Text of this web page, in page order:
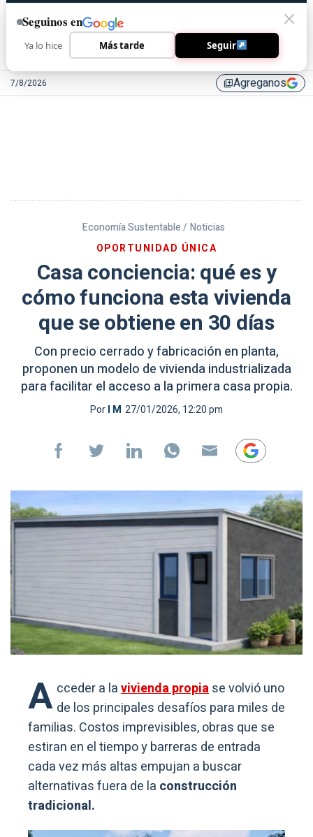
7/8/2026 library_addAgreganos
Economía Sustentable / Noticias
OPORTUNIDAD ÚNICA
Casa conciencia: qué es y
cómo funciona esta vivienda
que se obtiene en 30 días
Con precio cerrado y fabricación en planta,
proponen un modelo de vivienda industrializada
para facilitar el acceso a la primera casa propia.
PorI M 27/01/2026, 12:20 pm
A cceder a lavivienda propiase volvió uno
de los principales desafíos para miles de
familias. Costos imprevisibles, obras que se
estiran en el tiempo y barreras de entrada
cada vez más altas empujan a buscar
alternativas fuera de la construcción
tradicional.
Seguinos en
Ya lo hice Más tarde Seguir